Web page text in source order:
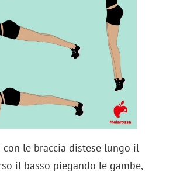
con le braccia distese lungo il
il basso piegando le gambe,